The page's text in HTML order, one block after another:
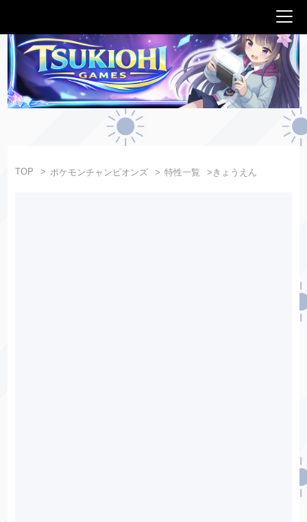
TOP ポケモンチャンピオンズ 特性一覧 きょうえん